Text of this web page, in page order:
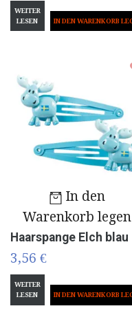
WEITER
LESEN
In den
Warenkorb legen
Haarspange Elch blau
3,56 €
WEITER
LESEN